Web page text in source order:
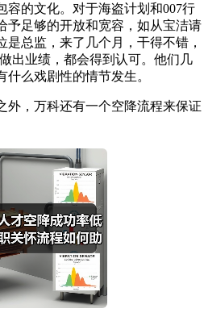
容的文化。对于海盗计划和007行
予足够的开放和宽容，如从宝洁请
总监，来了几个月，干得不错，
出业绩，都会得到认可。他们几
么戏剧性的情节发生。
，万科还有一个空降流程来保证